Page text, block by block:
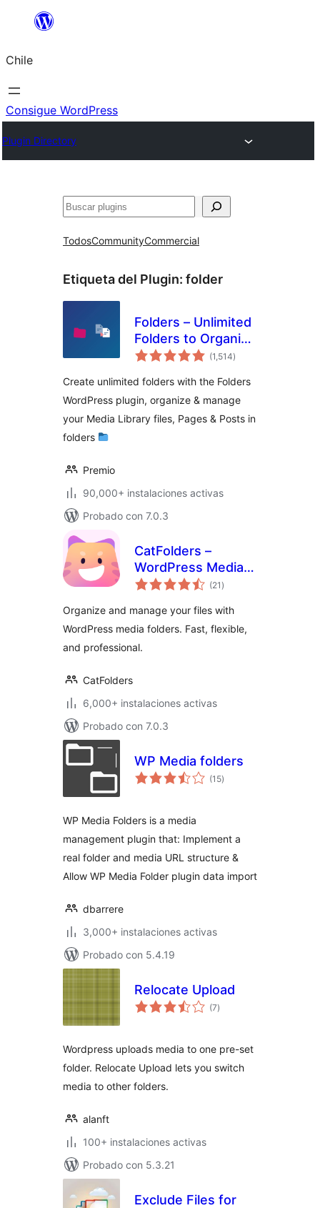
Saltar
contenido
Chile
Consigue WordPress
Plugin Directory
Buscar
TodosCommunityCommercial
Etiqueta del Plugin: folder
Folders – Unlimited
Folders to Organize
Media Library
Posts, File Manager
(1,514evaluación
total
)
Create unlimited folders with the Folders
WordPress plugin, organize & manage
your Media Library files, Pages & Posts in
folders
Premio
90,000+ instalaciones activas
Probado con 7.0.3
CatFolders –
WordPress Media
Library Folders &
(21 evaluación
total
)
Organize and manage your files with
WordPress media folders. Fast, flexible,
and professional.
CatFolders
6,000+ instalaciones activas
Probado con 7.0.3
WP Media folders
(15evaluación
total
)
WP Media Folders is a media
management plugin that: Implement a
real folder and media URL structure &
Allow WP Media Folder plugin data import
dbarrere
3,000+ instalaciones activas
Probado con 5.4.19
Relocate Upload
(7evaluación
total
)
Wordpress uploads media to one pre-set
folder. Relocate Upload lets you switch
media to other folders.
alanft
100+ instalaciones activas
Probado con 5.3.21
Exclude Files for